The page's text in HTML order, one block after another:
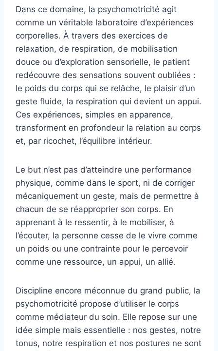
Dans ce domaine, la psychomotricité agit
comme un véritable laboratoire d’expériences
corporelles. À travers des exercices de
relaxation, de respiration, de mobilisation
douce ou d’exploration sensorielle, le patient
redécouvre des sensations souvent oubliées :
le poids du corps qui se relâche, le plaisir d’un
geste fluide, la respiration qui devient un appui.
Ces expériences, simples en apparence,
transforment en profondeur la relation au corps
et, par ricochet, l’équilibre intérieur.
Le but n’est pas d’atteindre une performance
physique, comme dans le sport, ni de corriger
mécaniquement un geste, mais de permettre à
chacun de se réapproprier son corps. En
apprenant à le ressentir, à le mobiliser, à
l’écouter, la personne cesse de le vivre comme
un poids ou une contrainte pour le percevoir
comme une ressource, un appui, un allié.
Discipline encore méconnue du grand public, la
psychomotricité propose d’utiliser le corps
comme médiateur du soin. Elle repose sur une
idée simple mais essentielle : nos gestes, notre
tonus, notre respiration et nos postures ne sont